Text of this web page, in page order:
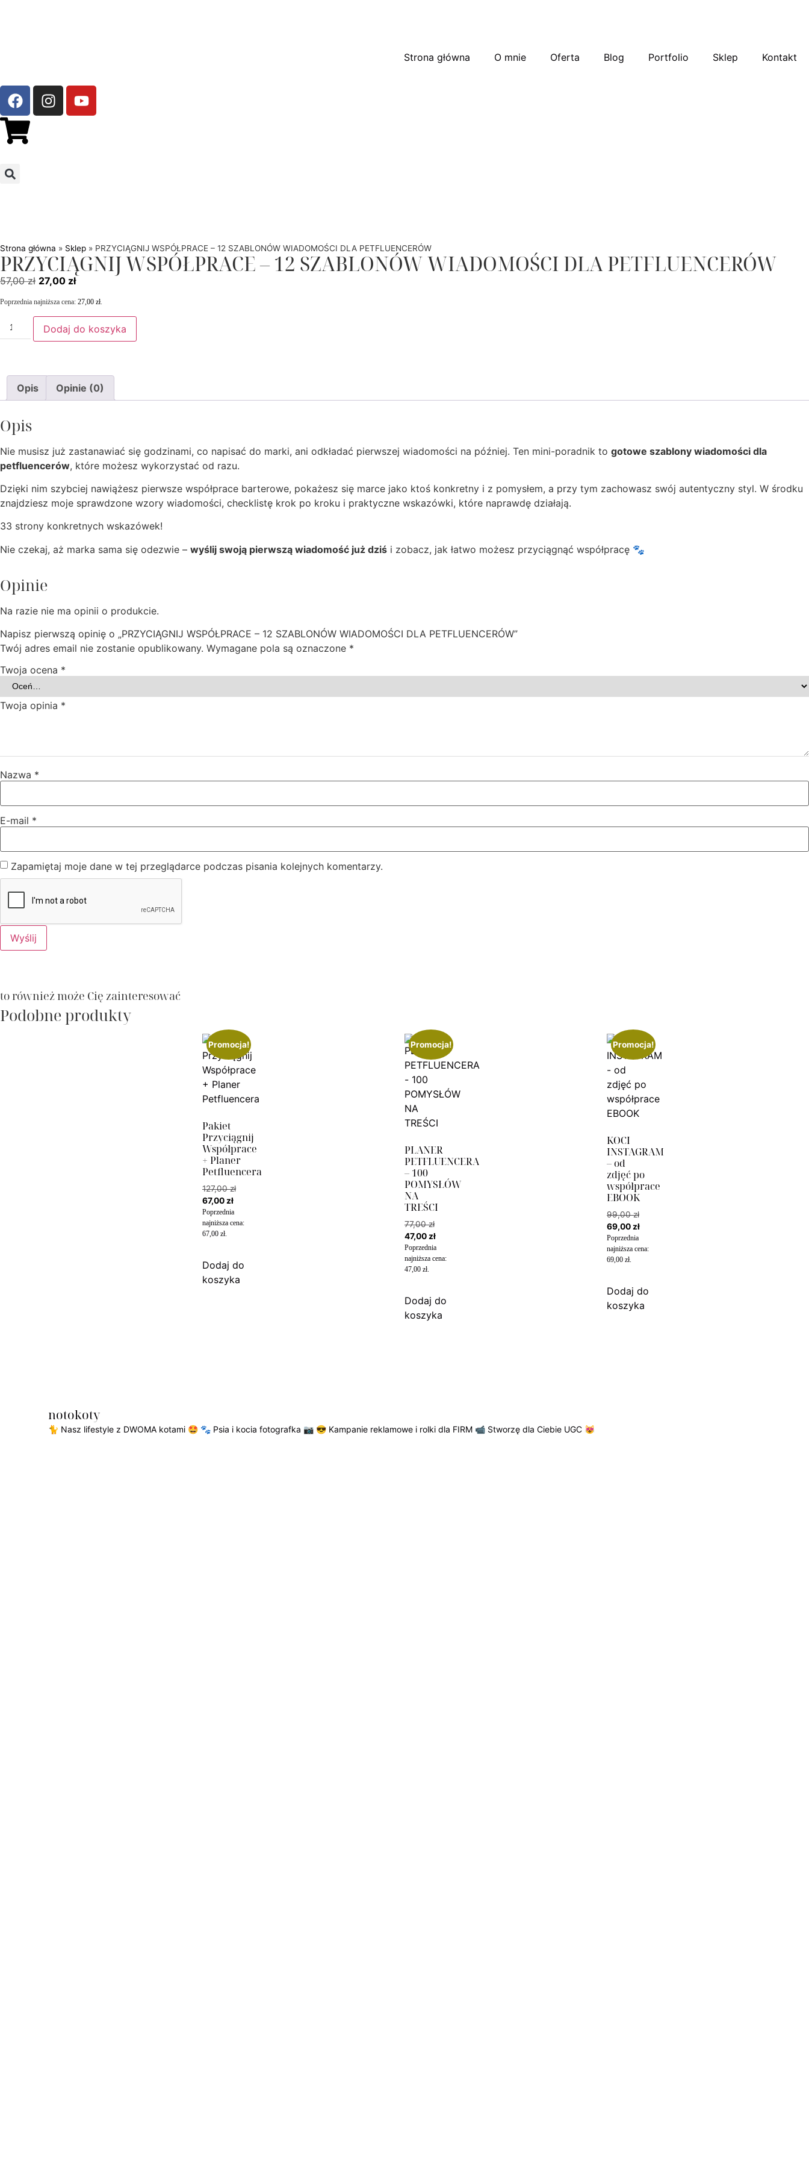
Strona główna O mnie Oferta Blog Portfolio Sklep Kontakt
Strona główna » Sklep » PRZYCIĄGNIJ WSPÓŁPRACE – 12 SZABLONÓW WIADOMOŚCI DLA PETFLUENCERÓW
PRZYCIĄGNIJ WSPÓŁPRACE – 12 SZABLONÓW WIADOMOŚCI DLA PETFLUENCERÓW
57,00zł 27,00 zł
Poprzednia najniższa cena: 27,00 zł.
Dodaj do koszyka
Opis Opinie (0)
Opis
Nie musisz już zastanawiać się godzinami, co napisać do marki, ani odkładać pierwszej wiadomości na później. Ten mini-poradnik to gotowe szablony wiadomości dla
petfluencerów, które możesz wykorzystać od razu.
Dzięki nim szybciej nawiążesz pierwsze współprace barterowe, pokażesz się marce jako ktoś konkretny i z pomysłem, a przy tym zachowasz swój autentyczny styl. W środku
znajdziesz moje sprawdzone wzory wiadomości, checklistę krok po kroku i praktyczne wskazówki, które naprawdę działają.
33 strony konkretnych wskazówek!
Nie czekaj, aż marka sama się odezwie – wyślij swoją pierwszą wiadomość już dziś i zobacz, jak łatwo możesz przyciągnąć współpracę 🐾
Opinie
Na razie nie ma opinii o produkcie.
Napisz pierwszą opinię o „PRZYCIĄGNIJ WSPÓŁPRACE – 12 SZABLONÓW WIADOMOŚCI DLA PETFLUENCERÓW”
Twój adres email nie zostanie opublikowany. Wymagane pola są oznaczone *
Twoja ocena *
Twoja opinia *
Nazwa *
E-mail *
Zapamiętaj moje dane w tej przeglądarce podczas pisania kolejnych komentarzy.
to również może Cię zainteresować
Podobne produkty
Promocja!
Pakiet
Przyciągnij
Współprace
+ Planer
Petfluencera
127,00zł
67,00zł
Poprzednia
najniższa cena:
67,00 zł.
Dodaj do
koszyka
Promocja!
PLANER
PETFLUENCERA
– 100
POMYSŁÓW
NA
TREŚCI
77,00zł
47,00zł
Poprzednia
najniższa cena:
47,00 zł.
Dodaj do
koszyka
Promocja!
KOCI
INSTAGRAM
– od
zdjęć po
współprace
EBOOK
99,00zł
69,00zł
Poprzednia
najniższa cena:
69,00 zł.
Dodaj do
koszyka
notokoty
🐈 Nasz lifestyle z DWOMA kotami 🤩 🐾 Psia i kocia fotografka 📷 😎 Kampanie reklamowe i rolki dla FIRM 📹 Stworzę dla Ciebie UGC 😻